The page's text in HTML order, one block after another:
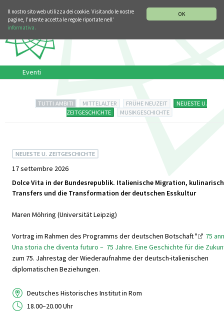
OK
Il nostro sito web utilizza dei cookie. Visitando le nostre
pagine, l’utente accetta le regole riportate nell’
informativa.
Eventi
TUTTI AMBITI MITTELALTER FRÜHE NEUZEIT
NEUESTE U.
ZEITGESCHICHTE
MUSIKGESCHICHTE
NEUESTE U. ZEITGESCHICHTE
17 settembre 2026
Dolce Vita in der Bundesrepublik. Italienische Migration,
Transfers und die Transformation der deutschen Esskultur
Maren Möhring (Universität Leipzig)
Vortrag im Rahmen des Programms der deutschen Botschaft "
75
Una storia che diventa futuro – 75 Jahre. Eine Geschichte für die
zum 75. Jahrestag der Wiederaufnahme der deutsch-italienischen
diplomatischen Beziehungen.
Deutsches Historisches Institut in Rom
18.00–20.00 Uhr